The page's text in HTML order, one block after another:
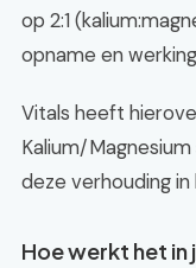
op 2:1
opname en
Vitals heeft
Kalium/
deze verhouding
Hoe werkt het in